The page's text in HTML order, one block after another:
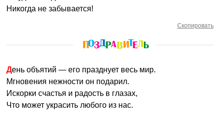
Никогда не забывается!
Скопировать
День объятий — его празднует весь мир.
Мгновения нежности он подарил.
Искорки счастья и радость в глазах,
Что может украсить любого из нас.